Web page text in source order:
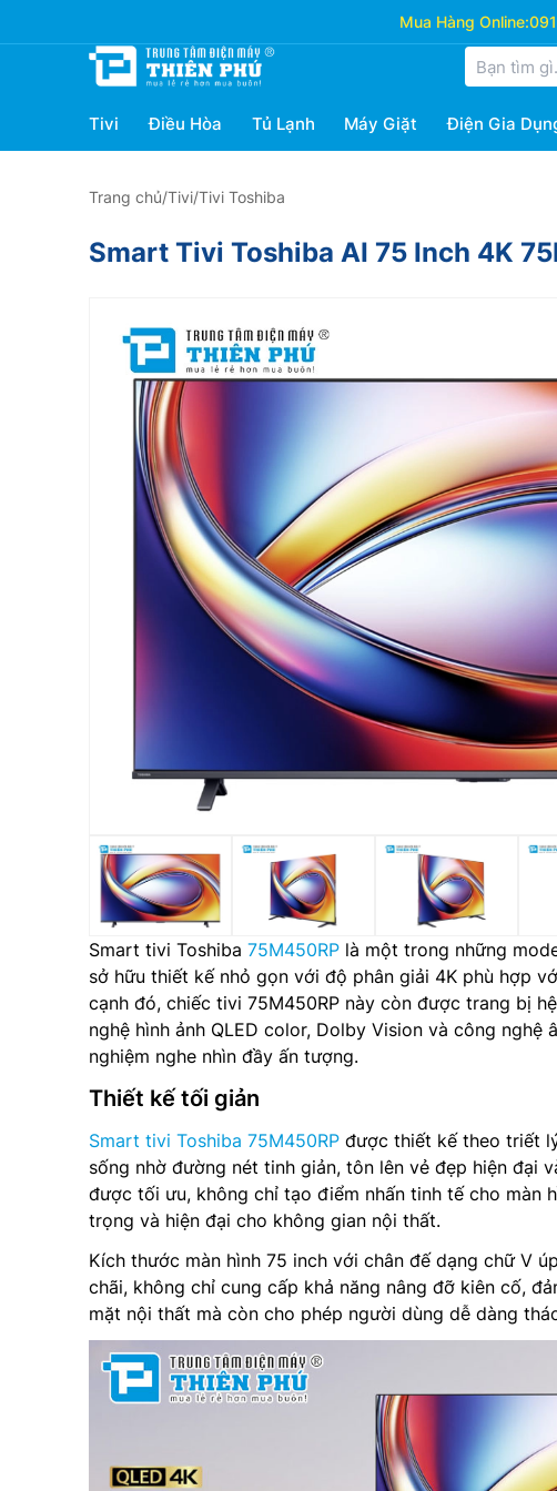
Mua Hàng Online:
Tivi Điều Hòa Tủ Lạnh Máy Giặt Điện Gia
Trang chủ/Tivi/Tivi Toshiba
Smart Tivi Toshiba AI 75 Inch 4K
Smart tivi Toshiba 75M450RP là một trong những
sở hữu thiết kế nhỏ gọn với độ phân giải 4K phù hợp
cạnh đó, chiếc tivi 75M450RP này còn được trang bị
nghệ hình ảnh QLED color, Dolby Vision và công nghệ
nghiệm nghe nhìn đầy ấn tượng.
Thiết kế tối giản
Smart tivi Toshiba 75M450RP được thiết kế theo triết
sống nhờ đường nét tinh giản, tôn lên vẻ đẹp hiện đại
được tối ưu, không chỉ tạo điểm nhấn tinh tế cho màn
trọng và hiện đại cho không gian nội thất.
Kích thước màn hình 75 inch với chân đế dạng chữ V
chãi, không chỉ cung cấp khả năng nâng đỡ kiên cố,
mặt nội thất mà còn cho phép người dùng dễ dàng